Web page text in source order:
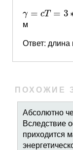
γ = cT = 3
=3 10
м
Ответ:
ПОХОЖИЕ
Абсолютно
Вследствие
приходится